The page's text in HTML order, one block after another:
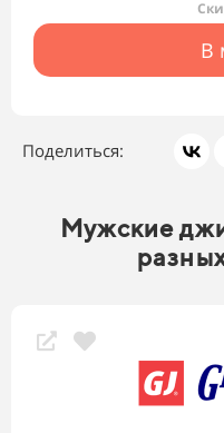
В
Поделиться:
Мужские